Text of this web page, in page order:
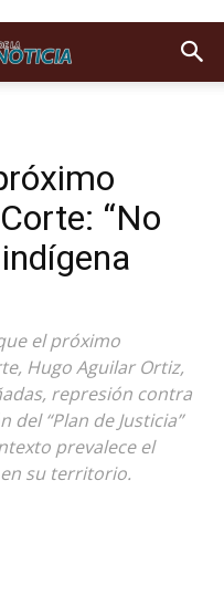
“No
el próximo
Hugo Aguilar Ortiz,
represión contra
del “Plan de Justicia”
prevalece el
su territorio.